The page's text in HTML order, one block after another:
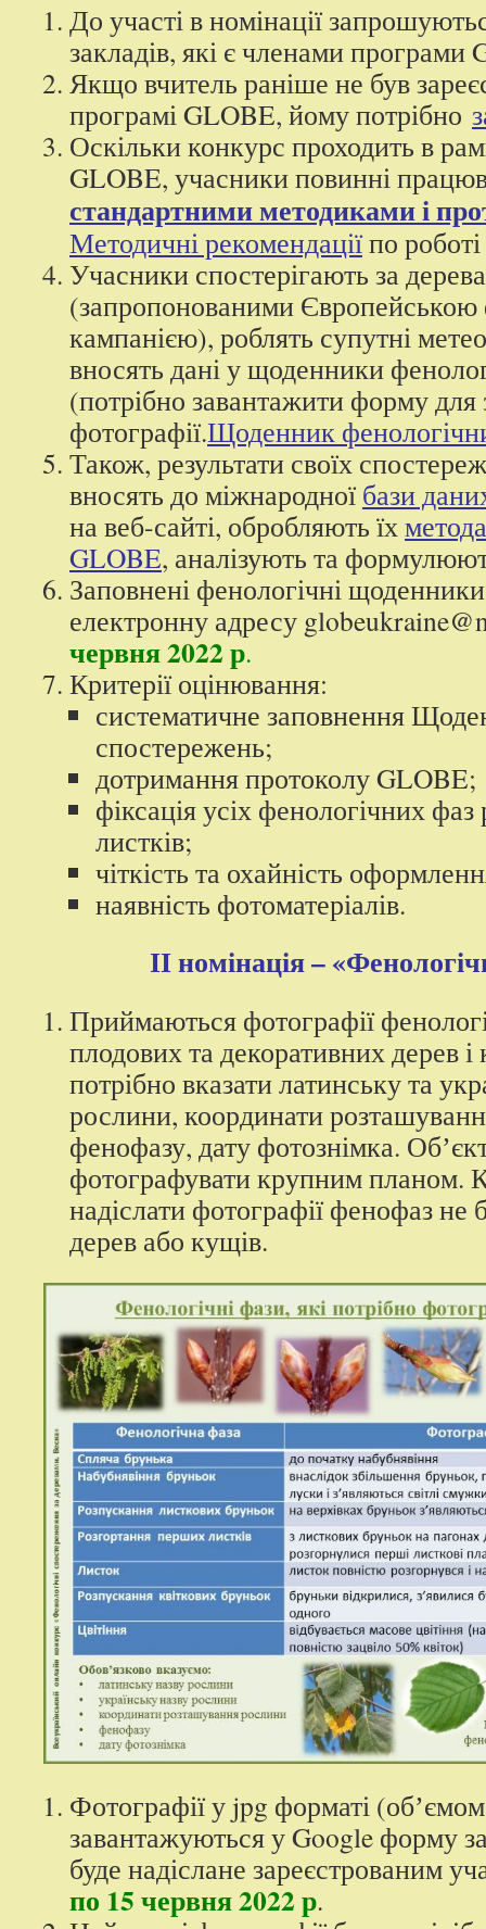
До участі в номінації
закладів, які є членами програми
Якщо вчитель раніше не був
програмі GLOBE, йому потрібно
Оскільки конкурс проходить в
GLOBE, учасники повинні
стандартними методиками і
Методичні рекомендаціїпо
Учасники спостерігають за
(запропонованими
кампанією), роблять супутні
вносять дані у щоденники
(потрібно завантажити форму для
фотографії.Щоденник
Також, результати своїх
вносять до міжнародної бази
на веб-сайті, обробляють їх
GLOBE, аналізують та
Заповнені фенологічні
електронну адресу
червня 2022 р.
Критерії оцінювання:
систематичне заповнення
спостережень;
дотримання протоколу GLOBE;
фіксація усіх фенологічних
листків;
чіткість та охайність
наявність фотоматеріалів.
ІІ номінація –
Приймаються фотографії
плодових та декоративних дерев
потрібно вказати латинську та
рослини, координати
фенофазу, дату фотознімка.
фотографувати крупним планом.
надіслати фотографії фенофаз не
дерев або кущів.
Фотографії у jpg форматі
завантажуються у Google форму
буде надіслане зареєстрованим
по 15 червня 2022 р.